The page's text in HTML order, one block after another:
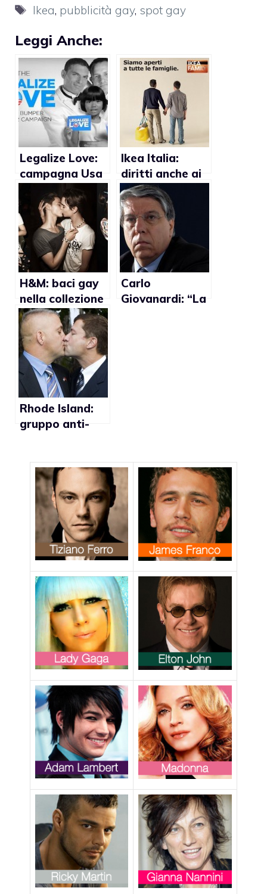
Tag
Ikea, pubblicità gay, spot gay
Leggi Anche:
Legalize Love:
campagna Usa
pro matrimoni
gay (Video)
Ikea Italia:
diritti anche ai
partner dei
dipendenti gay
H&M: baci gay
nella collezione
moda contro
l’Aids
Carlo
Giovanardi: “La
Rhode Island:
gruppo anti-
settimana per
spot contro i
matrimoni gay